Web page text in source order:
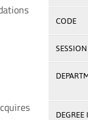
CODE
SESSION